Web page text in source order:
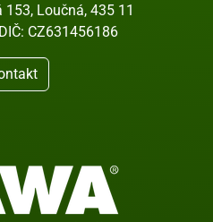
Loučná, 435 11
CZ631456186